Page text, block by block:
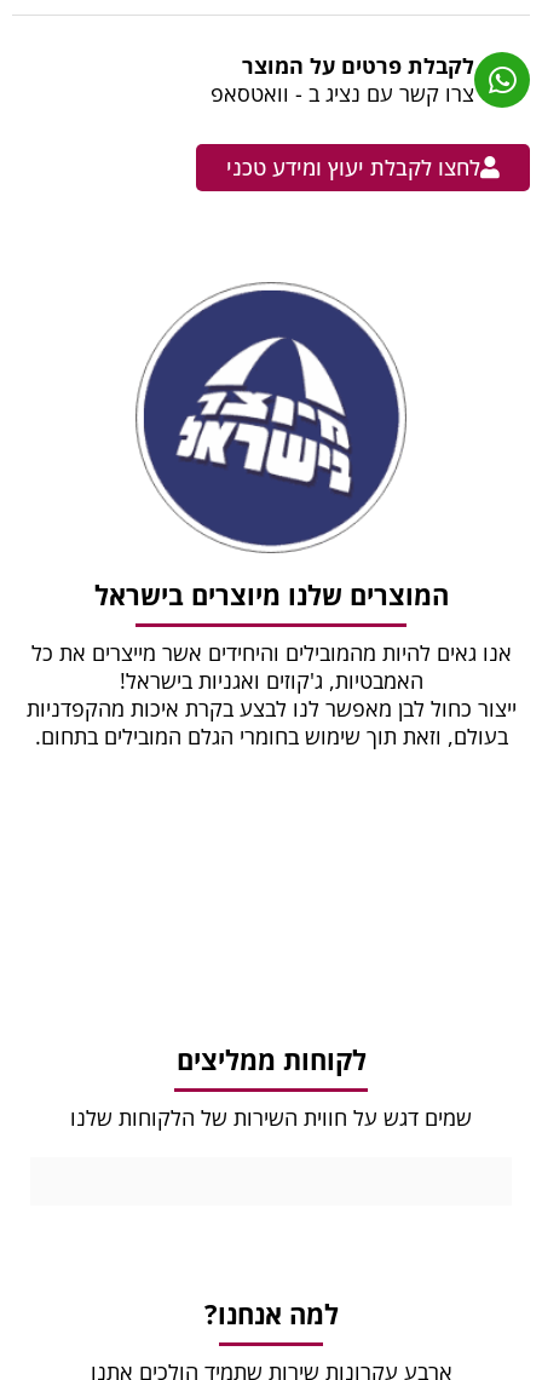
לקבלת פרטים על המוצר
צרו קשר עם נציג ב - וואטסאפ
לחצו לקבלת יעוץ ומידע טכני
המוצרים שלנו מיוצרים בישראל
אנו גאים להיות מהמובילים והיחידים אשר מייצרים את כל
האמבטיות, ג'קוזים ואגניות בישראל!
ייצור כחול לבן מאפשר לנו לבצע בקרת איכות מהקפדניות
בעולם, וזאת תוך שימוש בחומרי הגלם המובילים בתחום.
לקוחות ממליצים
שמים דגש על חווית השירות של הלקוחות שלנו
למה אנחנו?
ארבע עקרונות שירות שתמיד הולכים אתנו